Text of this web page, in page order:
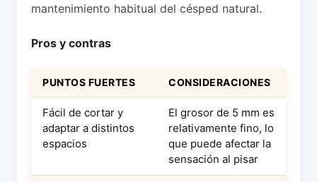
mantenimiento habitual del césped natural.
Pros y contras
PUNTOS FUERTES CONSIDERACIONES
Fácil de cortar y
adaptar a distintos
espacios
El grosor de 5 mm es
relativamente fino, lo
que puede afectar la
sensación al pisar